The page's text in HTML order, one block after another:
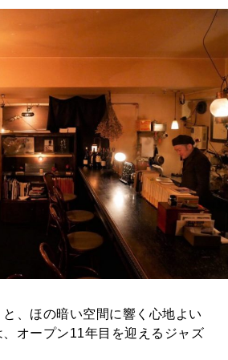
、ほの暗い空間に響く心地よい
オープン11年目を迎えるジャズ